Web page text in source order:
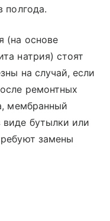
полгода.
(на основе
натрия) стоят
на случай, если
ремонтных
мембранный
бутылки или
замены